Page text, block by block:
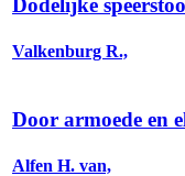
Dodelijke
Valkenburg R.,
Door armoede en
Alfen H. van,